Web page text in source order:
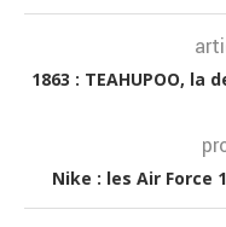
1863 : TEAHUPOO,
Nike : les Air Force